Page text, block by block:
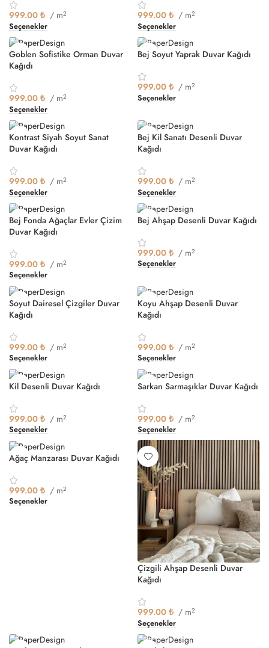
999.00 ₺ / m2
Seçenekler
999.00 ₺ / m2
Seçenekler
Goblen Sofistike Orman Duvar
Kağıdı
999.00 ₺ / m2
Seçenekler
Bej Soyut Yaprak Duvar Kağıdı
999.00 ₺ / m2
Seçenekler
Kontrast Siyah Soyut Sanat
Duvar Kağıdı
999.00 ₺ / m2
Seçenekler
Bej Kil Sanatı Desenli Duvar
Kağıdı
999.00 ₺ / m2
Seçenekler
Bej Fonda Ağaçlar Evler Çizim
Duvar Kağıdı
999.00 ₺ / m2
Seçenekler
Bej Ahşap Desenli Duvar Kağıdı
999.00 ₺ / m2
Seçenekler
Soyut Dairesel Çizgiler Duvar
Kağıdı
999.00 ₺ / m2
Seçenekler
Koyu Ahşap Desenli Duvar
Kağıdı
999.00 ₺ / m2
Seçenekler
Kil Desenli Duvar Kağıdı
999.00 ₺ / m2
Seçenekler
Sarkan Sarmaşıklar Duvar Kağıdı
999.00 ₺ / m2
Seçenekler
Ağaç Manzarası Duvar Kağıdı
999.00 ₺ / m2
Seçenekler
Çizgili Ahşap Desenli Duvar
Kağıdı
999.00 ₺ / m2
Seçenekler